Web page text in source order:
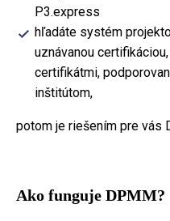
P3.express
hľadáte systém
uznávanou
certifikátmi,
inštitútom,
potom je riešením pre vás
Ako funguje DPMM?